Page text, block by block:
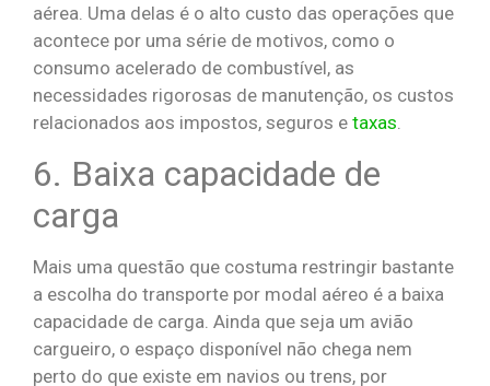
aérea. Uma delas é o alto custo das operações que
acontece por uma série de motivos, como o
consumo acelerado de combustível, as
necessidades rigorosas de manutenção, os custos
relacionados aos impostos, seguros e taxas.
6. Baixa capacidade de
carga
Mais uma questão que costuma restringir bastante
a escolha do transporte por modal aéreo é a baixa
capacidade de carga. Ainda que seja um avião
cargueiro, o espaço disponível não chega nem
perto do que existe em navios ou trens, por